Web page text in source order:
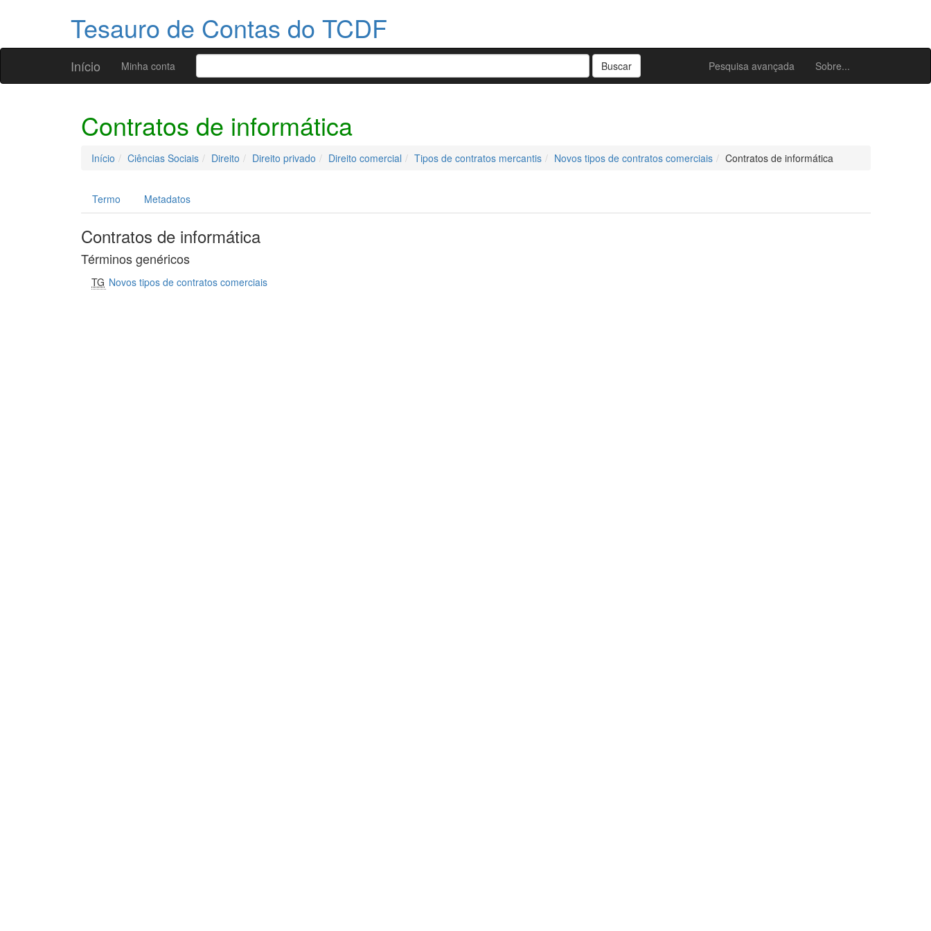
Tesauro de Contas do TCDF
Início Pesquisa avançada Sobre...
Minha conta
Contratos de informática
Início Ciências Sociais Direito Direito privado Direito comercial Tipos de contratos mercantis Novos tipos de contratos comerciais Contratos de informática
Termo Metadatos
Contratos de informática
Términos genéricos
TG Novos tipos de contratos comerciais